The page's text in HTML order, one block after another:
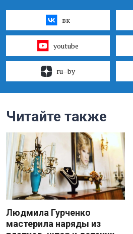
вк
youtube
ru–by
Читайте также
Людмила Гурченко
мастерила наряды из